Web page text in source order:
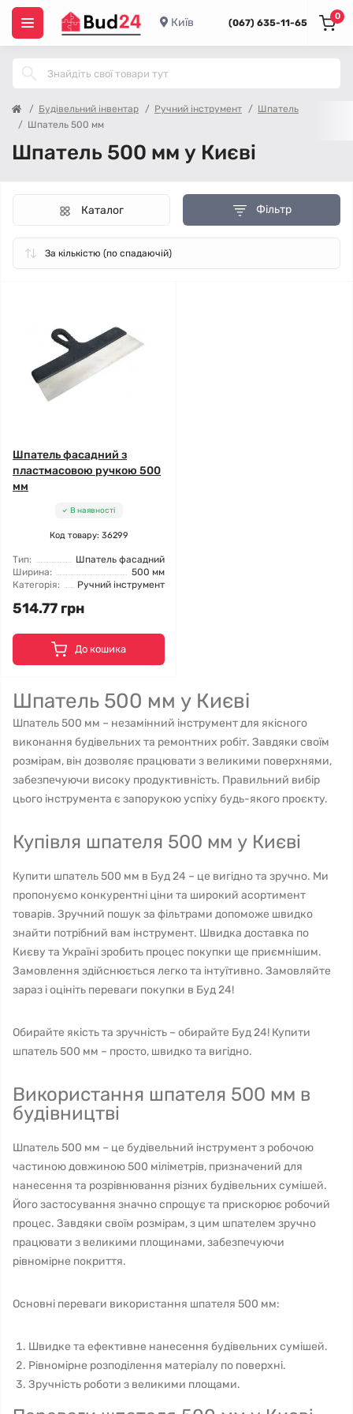
Київ (067) 635-11-65
0
Будівельний інвентар Ручний інструмент
Шпатель
Шпатель 500 мм
Шпатель 500 мм у Києві
Фільтр
Каталог
Шпатель фасадний з
пластмасовою ручкою 500
мм
В наявності
Код товару: 36299
Тип:
Шпатель фасадний
Ширина:
500 мм
Категорія:
Ручний інструмент
514.77 грн
До кошика
Шпатель 500 мм у Києві
Шпатель 500 мм – незамінний інструмент для якісного
виконання будівельних та ремонтних робіт. Завдяки своїм
розмірам, він дозволяє працювати з великими поверхнями,
забезпечуючи високу продуктивність. Правильний вибір
цього інструмента є запорукою успіху будь-якого проєкту.
Купівля шпателя 500 мм у Києві
Купити шпатель 500 мм в Буд 24 – це вигідно та зручно. Ми
пропонуємо конкурентні ціни та широкий асортимент
товарів. Зручний пошук за фільтрами допоможе швидко
знайти потрібний вам інструмент. Швидка доставка по
Києву та Україні зробить процес покупки ще приємнішим.
Замовлення здійснюється легко та інтуїтивно. Замовляйте
зараз і оцініть переваги покупки в Буд 24!
Обирайте якість та зручність – обирайте Буд 24! Купити
шпатель 500 мм – просто, швидко та вигідно.
Використання шпателя 500 мм в
будівництві
Шпатель 500 мм – це будівельний інструмент з робочою
частиною довжиною 500 міліметрів, призначений для
нанесення та розрівнювання різних будівельних сумішей.
Його застосування значно спрощує та прискорює робочий
процес. Завдяки своїм розмірам, з цим шпателем зручно
працювати з великими площинами, забезпечуючи
рівномірне покриття.
Основні переваги використання шпателя 500 мм:
Швидке та ефективне нанесення будівельних сумішей.
Рівномірне розподілення матеріалу по поверхні.
Зручність роботи з великими площами.